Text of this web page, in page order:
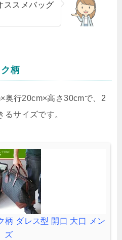
ススメバッグ
柄
奥行20cm×高さ30cmで、2
サイズです。
柄 ダレス型 開口 大口 メン
ズ